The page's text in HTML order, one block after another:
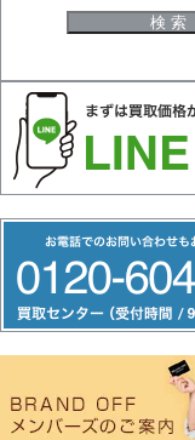
リ
ー
ヤ